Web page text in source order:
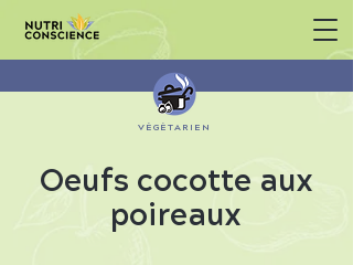
Oeufs cocotte aux
poireaux
VÉGÉTARIEN